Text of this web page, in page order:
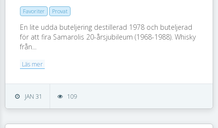
Favoriter Provat
En lite udda buteljering destillerad 1978 och buteljerad
för att fira Samarolis 20-årsjubileum (1968-1988). Whisky
från...
Läs mer
JAN 31 109